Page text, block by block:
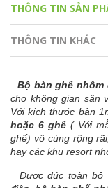
THÔNG TIN SẢN
THÔNG TIN KHÁC
Bộ bàn ghế nhôm
cho không gian sân
Với kích thước bàn
hoặc 6 ghế( Với
ghế) vô cùng rộng
hay các khu resort
Được đúc toàn bộ